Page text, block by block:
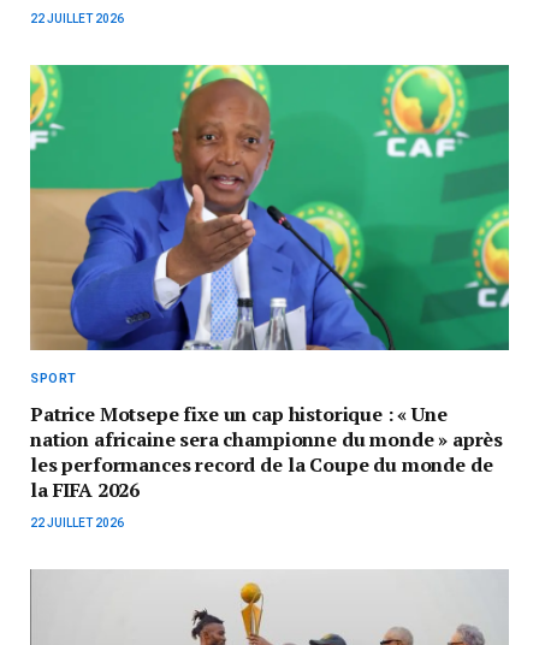
22 JUILLET 2026
SPORT
Patrice Motsepe fixe un cap historique : « Une
nation africaine sera championne du monde » après
les performances record de la Coupe du monde de
la FIFA 2026
22 JUILLET 2026